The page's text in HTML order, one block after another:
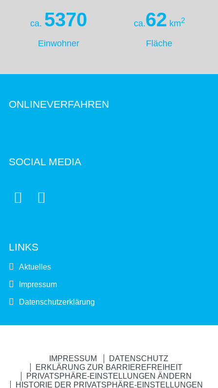
ca. 5370
Einwohner
ca.62 km2
Fläche
ONLINEVERFAHREN
SOCIAL MEDIA
 
LINKS
Aktuelles
Impressum
Datenschutzerklärung
IMPRESSUM
DATENSCHUTZ
ERKLÄRUNG ZUR BARRIEREFREIHEIT
PRIVATSPHÄRE-EINSTELLUNGEN ÄNDERN
HISTORIE DER PRIVATSPHÄRE-EINSTELLUNGEN